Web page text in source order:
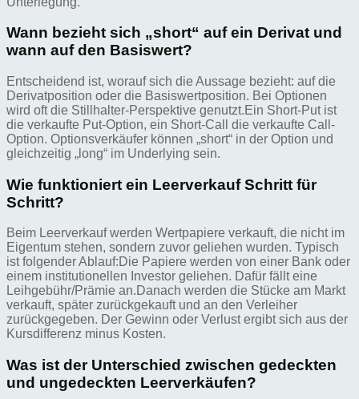
Wann bezieht sich „short“ auf ein Derivat und
wann auf den Basiswert?
Entscheidend ist, worauf sich die Aussage bezieht: auf die
Derivatposition oder die Basiswertposition. Bei Optionen
wird oft die Stillhalter-Perspektive genutzt.Ein Short-Put ist
die verkaufte Put-Option, ein Short-Call die verkaufte Call-
Option. Optionsverkäufer können „short“ in der Option und
gleichzeitig „long“ im Underlying sein.
Wie funktioniert ein Leerverkauf Schritt für
Schritt?
Beim Leerverkauf werden Wertpapiere verkauft, die nicht im
Eigentum stehen, sondern zuvor geliehen wurden. Typisch
ist folgender Ablauf:Die Papiere werden von einer Bank oder
einem institutionellen Investor geliehen. Dafür fällt eine
Leihgebühr/Prämie an.Danach werden die Stücke am Markt
verkauft, später zurückgekauft und an den Verleiher
zurückgegeben. Der Gewinn oder Verlust ergibt sich aus der
Kursdifferenz minus Kosten.
Was ist der Unterschied zwischen gedeckten
und ungedeckten Leerverkäufen?